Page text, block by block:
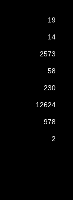
19
14
2573
58
230
12624
978
2